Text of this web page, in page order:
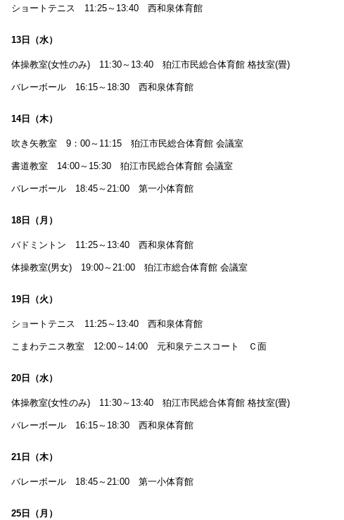
ショートテニス 11:25～13:40 西和泉体育館
13日（水）
体操教室(女性のみ) 11:30～13:40 狛江市民総合体育館 格技室(畳)
バレーボール 16:15～18:30 西和泉体育館
14日（木）
吹き矢教室 9：00～11:15 狛江市民総合体育館 会議室
書道教室 14:00～15:30 狛江市民総合体育館 会議室
バレーボール 18:45～21:00 第一小体育館
18日（月）
バドミントン 11:25～13:40 西和泉体育館
体操教室(男女) 19:00～21:00 狛江市総合体育館 会議室
19日（火）
ショートテニス 11:25～13:40 西和泉体育館
こまわテニス教室 12:00～14:00 元和泉テニスコート Ｃ面
20日（水）
体操教室(女性のみ) 11:30～13:40 狛江市民総合体育館 格技室(畳)
バレーボール 16:15～18:30 西和泉体育館
21日（木）
バレーボール 18:45～21:00 第一小体育館
25日（月）